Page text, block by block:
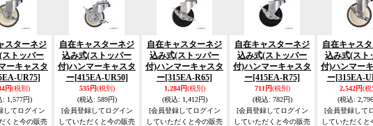
スターネジ
ストッパー
ーキャスタ
UR75]
円(税別)
: 1,577円)
してログイン
くと今の販売
自在キャスターネジ
込み式(ストッパー
付)ハンマーキャスタ
ー[415EA-UR50]
535円(税別)
(税込: 589円)
[会員登録してログイン
していただくと今の販売
自在キャスターネジ
込み式(ストッパー
付)ハンマーキャスタ
ー[315EA-R65]
1,284円(税別)
(税込: 1,412円)
[会員登録してログイン
していただくと今の販売
自在キャスターネジ
込み式(ストッパー
付)ハンマーキャスタ
ー[415EA-R75]
711円(税別)
(税込: 782円)
[会員登録してログイン
していただくと今の販売
自在キャス
込み式(スト
付)ハンマー
ー[315EA-
2,542円(税
(税込:
[会員登録して
していただくと